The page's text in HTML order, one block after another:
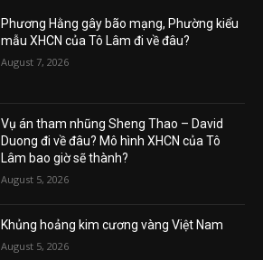
Phương Hằng gây bão mạng, Phường kiểu
mẫu XHCN của Tô Lâm đi về đâu?
August 7, 2026
Vụ án tham nhũng Sheng Thao – David
Duong đi về đâu? Mô hình XHCN của Tô
Lâm bao giờ sẽ thành?
August 5, 2026
Khủng hoảng kim cương vàng Việt Nam
August 5, 2026